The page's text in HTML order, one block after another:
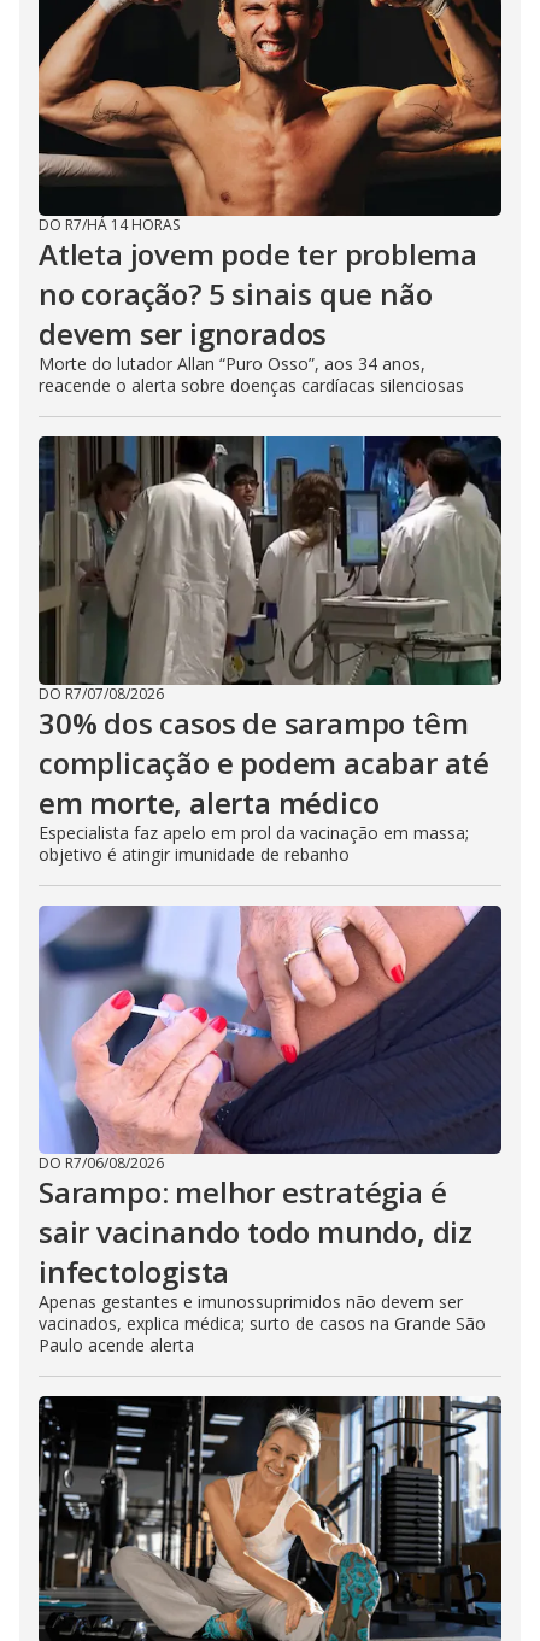
DO R7/HÁ 14 HORAS
Atleta jovem pode ter problema
no coração? 5 sinais que não
devem ser ignorados
Morte do lutador Allan “Puro Osso”, aos 34 anos,
reacende o alerta sobre doenças cardíacas silenciosas
DO R7/07/08/2026
30% dos casos de sarampo têm
complicação e podem acabar até
em morte, alerta médico
Especialista faz apelo em prol da vacinação em massa;
objetivo é atingir imunidade de rebanho
DO R7/06/08/2026
Sarampo: melhor estratégia é
sair vacinando todo mundo, diz
infectologista
Apenas gestantes e imunossuprimidos não devem ser
vacinados, explica médica; surto de casos na Grande São
Paulo acende alerta